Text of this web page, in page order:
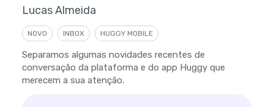
Lucas Almeida
NOVO INBOX HUGGY MOBILE
Separamos algumas novidades recentes de
conversação da plataforma e do app Huggy que
merecem a sua atenção.